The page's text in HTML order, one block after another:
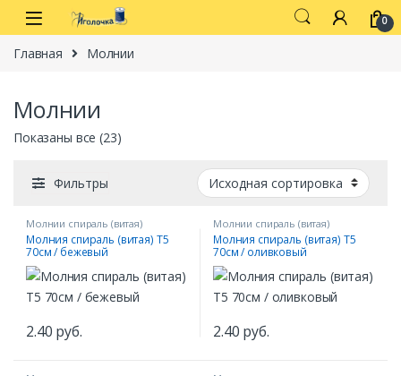
Перейти к навигации
перейти к содержанию
0
Главная Молнии
Молнии
Показаны все (23)
Фильтры
Молнии спираль (витая)
Молния спираль (витая) Т5
70см / бежевый
2.40 руб.
Молнии спираль (витая)
Молния спираль (витая) Т5
70см / оливковый
2.40 руб.